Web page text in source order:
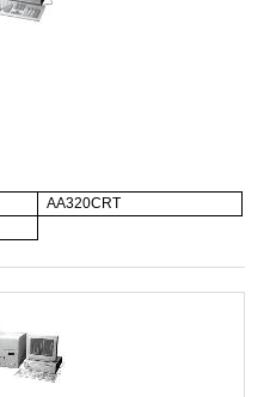
AA320CRT